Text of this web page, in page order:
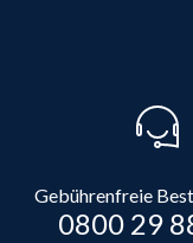
Gebührenfreie
0800 29